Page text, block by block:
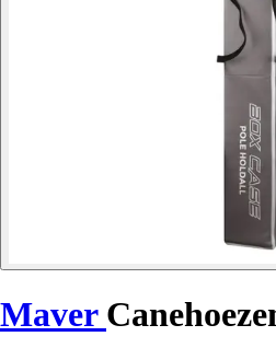
Maver